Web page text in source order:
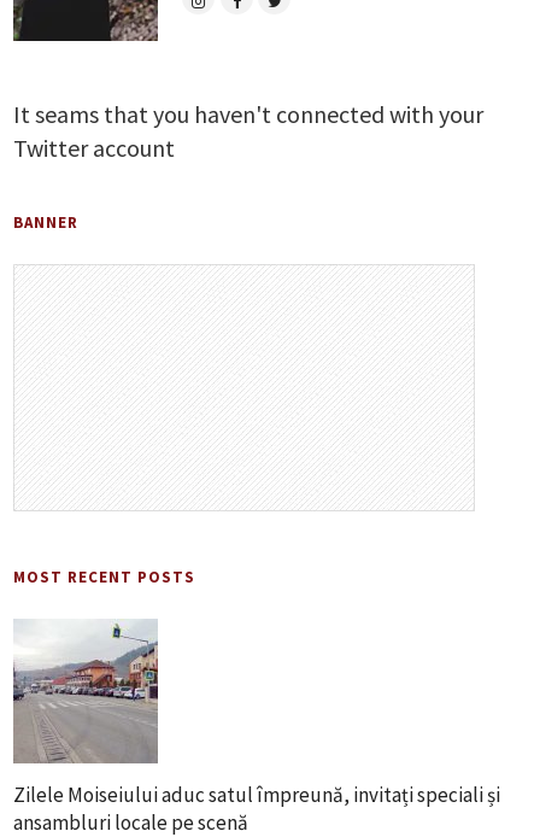
It seams that you haven't connected with your
Twitter account
BANNER
MOST RECENT POSTS
Zilele Moiseiului aduc satul împreună, invitați speciali și
ansambluri locale pe scenă